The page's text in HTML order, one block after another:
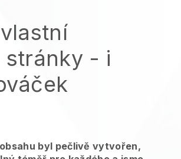
stránky - i
byl pečlivě vytvořen,